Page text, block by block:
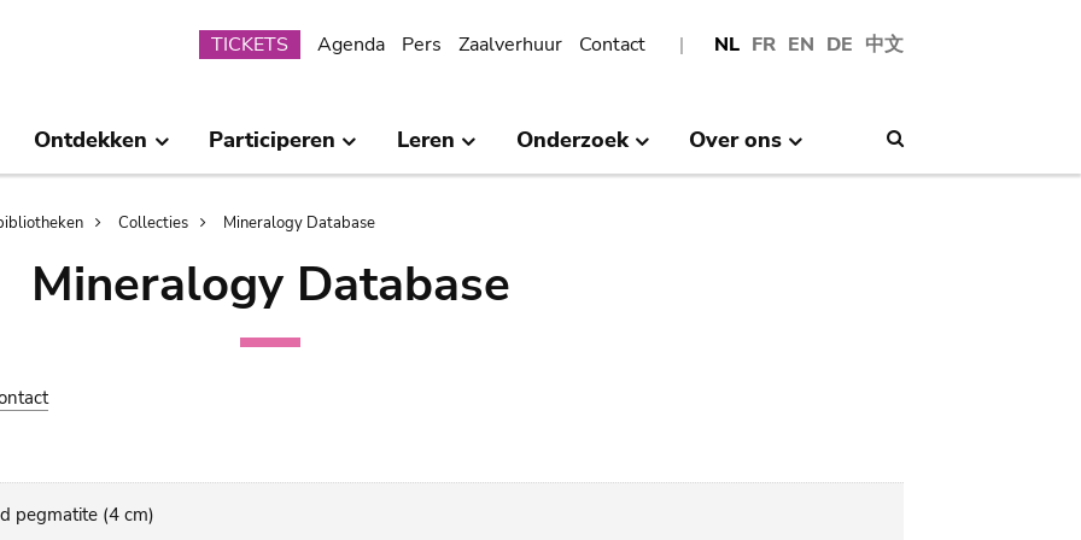
NL FR EN DE 中文
Submenu
TICKETS Agenda Pers Zaalverhuur Contact
Ontdekken Participeren Leren Onderzoek Over ons
Collecties Mineralogy Database
Mineralogy Database
pegmatite (4 cm)